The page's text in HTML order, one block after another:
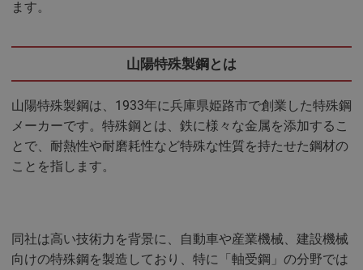
ます。
山陽特殊製鋼とは
山陽特殊製鋼は、1933年に兵庫県姫路市で創業した特殊鋼
メーカーです。特殊鋼とは、鉄に様々な金属を添加するこ
とで、耐熱性や耐磨耗性など特殊な性質を持たせた鋼材の
ことを指します。
同社は高い技術力を背景に、自動車や産業機械、建設機械
向けの特殊鋼を製造しており、特に「軸受鋼」の分野では